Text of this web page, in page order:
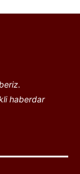
haberdar